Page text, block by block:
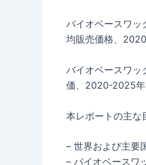
バイオベースワッ
均販売価格、
バイオベースワッ
価、2020-2025年
本レポートの主な
– 世界および主要
– バイオベースワ